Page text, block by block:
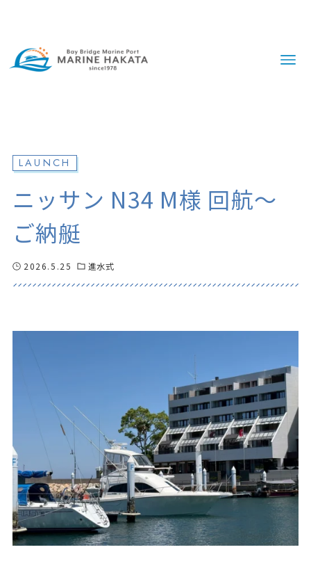
LAUNCH
ニッサン N34 M様 回航〜
ご納艇
2026.5.25 進水式